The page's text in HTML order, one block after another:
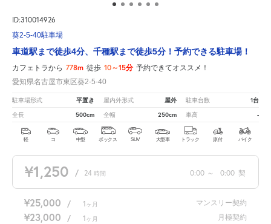
ID:310014926
葵2-5-40駐車場
車道駅まで徒歩4分、千種駅まで徒歩5分！予約できる駐車場！
カフェトラから 778m 徒歩 10～15分 予約できてオススメ！
愛知県名古屋市東区葵2-5-40
駐車場形式 平置き 屋内外形式 屋外 駐車台数 1台
全長 500cm 全幅 250cm 車高 -
軽 コ 中型 ボックス SUV 大型車 トラック 原付 バイク
¥1,250 / 24 時間 0:00 ～ 0:00 契
¥25,000 / 1 ヶ月 マンスリー契約
¥23,000 / 1 ヶ月 月極契約